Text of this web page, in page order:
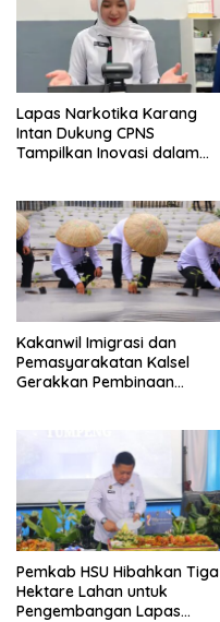
Lapas Narkotika Karang
Intan Dukung CPNS
Tampilkan Inovasi dalam
Kakanwil Imigrasi dan
Pemasyarakatan Kalsel
Gerakkan Pembinaan
Pemkab HSU Hibahkan Tiga
Hektare Lahan untuk
Pengembangan Lapas